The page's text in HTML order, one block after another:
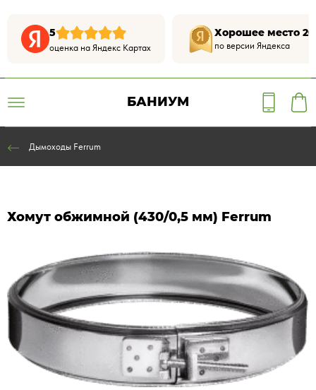
5
оценка на Яндекс Картах
Хорошее место
по версии Яндекса
БАНИУМ
Дымоходы Ferrum
Хомут обжимной (430/0,5 мм) Ferrum